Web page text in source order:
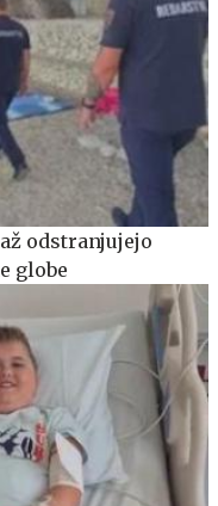
odstranjujejo
globe